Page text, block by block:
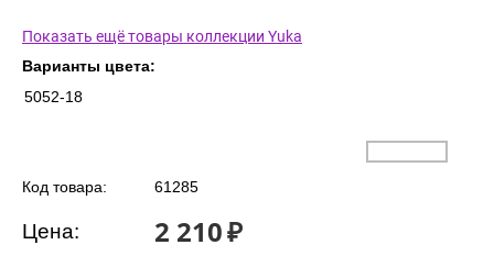
Показать ещё товары коллекции Yuka
Варианты цвета:
5052-18
Код товара: 61285
Цена: 2 210₽